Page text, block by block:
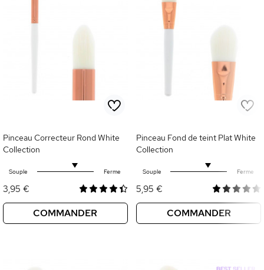
Pinceau Correcteur Rond White
Collection
Souple Ferme
3,95 €
COMMANDER
Pinceau Fond de teint Plat White
Collection
Souple Ferme
5,95 €
COMMANDER